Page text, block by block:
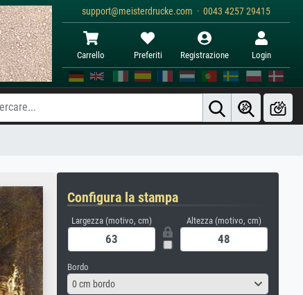
support@meisterdrucke.com · 0043 4257 29415
Carrello Preferiti Registrazione Login
Configura la stampa
Largezza (motivo, cm) Altezza (motivo, cm)
Bordo
0 cm bordo